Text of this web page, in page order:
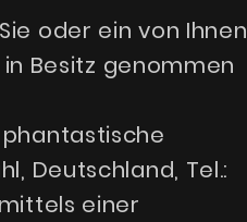
oder ein von Ihnen
Besitz genommen
phantastische
Deutschland, Tel.:
einer